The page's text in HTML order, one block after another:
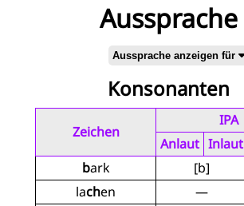
Aussprache
Aussprache anzeigen für
Konsonanten
Zeichen
IPA
Anlaut Inlaut
bark [b]
lachen —